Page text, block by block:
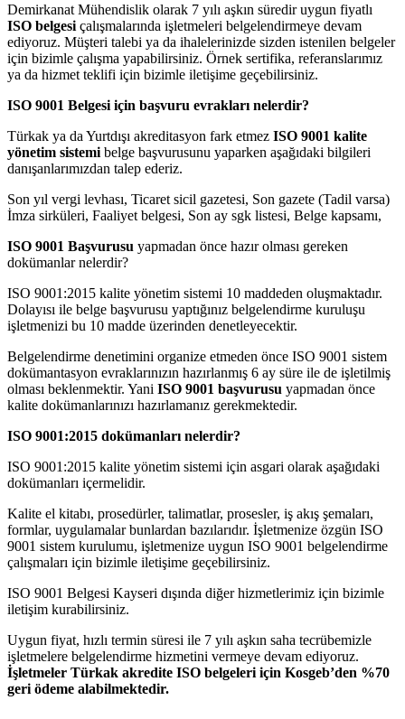
Demirkanat Mühendislik olarak 7 yılı aşkın süredir uygun fiyatlı
ISO belgesi çalışmalarında işletmeleri belgelendirmeye devam
ediyoruz. Müşteri talebi ya da ihalelerinizde sizden istenilen belgeler
için bizimle çalışma yapabilirsiniz. Örnek sertifika, referanslarımız
ya da hizmet teklifi için bizimle iletişime geçebilirsiniz.
ISO 9001 Belgesi için başvuru evrakları nelerdir?
Türkak ya da Yurtdışı akreditasyon fark etmez ISO 9001 kalite
yönetim sistemi belge başvurusunu yaparken aşağıdaki bilgileri
danışanlarımızdan talep ederiz.
Son yıl vergi levhası, Ticaret sicil gazetesi, Son gazete (Tadil varsa)
İmza sirküleri, Faaliyet belgesi, Son ay sgk listesi, Belge kapsamı,
ISO 9001 Başvurusu yapmadan önce hazır olması gereken
dokümanlar nelerdir?
ISO 9001:2015 kalite yönetim sistemi 10 maddeden oluşmaktadır.
Dolayısı ile belge başvurusu yaptığınız belgelendirme kuruluşu
işletmenizi bu 10 madde üzerinden denetleyecektir.
Belgelendirme denetimini organize etmeden önce ISO 9001 sistem
dokümantasyon evraklarınızın hazırlanmış 6 ay süre ile de işletilmiş
olması beklenmektir. Yani ISO 9001 başvurusu yapmadan önce
kalite dokümanlarınızı hazırlamanız gerekmektedir.
ISO 9001:2015 dokümanları nelerdir?
ISO 9001:2015 kalite yönetim sistemi için asgari olarak aşağıdaki
dokümanları içermelidir.
Kalite el kitabı, prosedürler, talimatlar, prosesler, iş akış şemaları,
formlar, uygulamalar bunlardan bazılarıdır. İşletmenize özgün ISO
9001 sistem kurulumu, işletmenize uygun ISO 9001 belgelendirme
çalışmaları için bizimle iletişime geçebilirsiniz.
ISO 9001 Belgesi Kayseri dışında diğer hizmetlerimiz için bizimle
iletişim kurabilirsiniz.
Uygun fiyat, hızlı termin süresi ile 7 yılı aşkın saha tecrübemizle
işletmelere belgelendirme hizmetini vermeye devam ediyoruz.
İşletmeler Türkak akredite ISO belgeleri için Kosgeb’den %70
geri ödeme alabilmektedir.